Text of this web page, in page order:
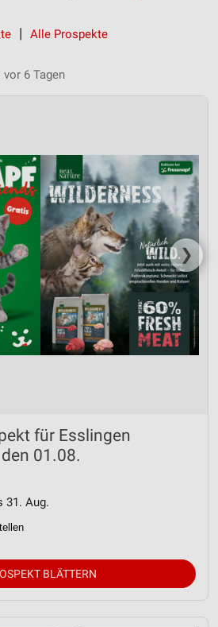
Alle Prospekte
6 Tagen
❯
für Esslingen
01.08.
31. Aug.
BLÄTTERN